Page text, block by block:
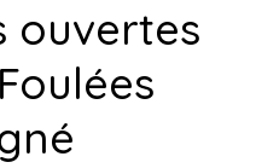
ouvertes